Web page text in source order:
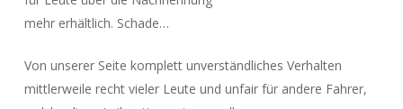
mehr erhältlich. Schade…
Von unserer Seite komplett unverständliches Verhalten
mittlerweile recht vieler Leute und unfair für andere Fahrer,